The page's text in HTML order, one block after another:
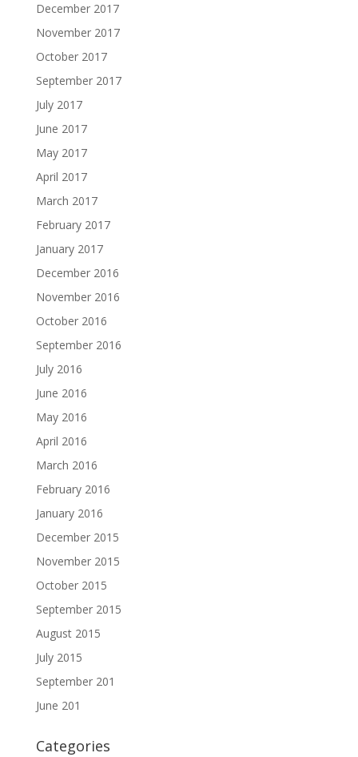
December 2017
November 2017
October 2017
September 2017
July 2017
June 2017
May 2017
April 2017
March 2017
February 2017
January 2017
December 2016
November 2016
October 2016
September 2016
July 2016
June 2016
May 2016
April 2016
March 2016
February 2016
January 2016
December 2015
November 2015
October 2015
September 2015
August 2015
July 2015
September 201
June 201
Categories